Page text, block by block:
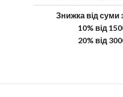
Знижка від
10% від
20% від